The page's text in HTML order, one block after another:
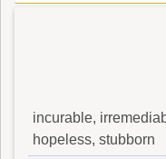
incurable,
hopeless, stubborn